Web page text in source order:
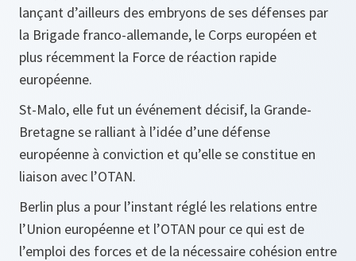
lançant d’ailleurs des embryons de ses défenses par
la Brigade franco-allemande, le Corps européen et
plus récemment la Force de réaction rapide
européenne.
St-Malo, elle fut un événement décisif, la Grande-
Bretagne se ralliant à l’idée d’une défense
européenne à conviction et qu’elle se constitue en
liaison avec l’OTAN.
Berlin plus a pour l’instant réglé les relations entre
l’Union européenne et l’OTAN pour ce qui est de
l’emploi des forces et de la nécessaire cohésion entre